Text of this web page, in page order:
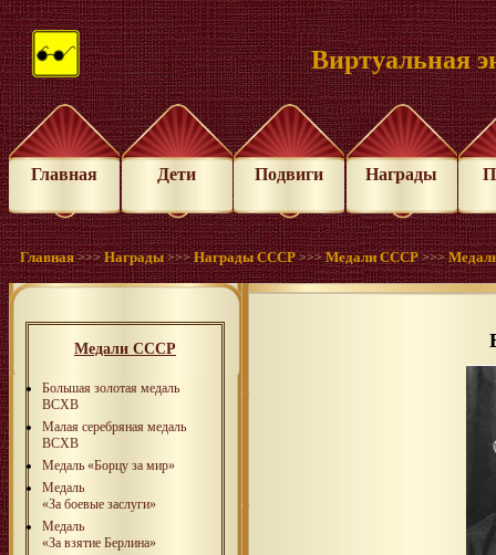
Виртуальная
Главная Дети Подвиги Награды
Главная >>>Награды >>>Награды СССР >>>Медали СССР >>>
Медали СССР
Большая золотая медаль
ВСХВ
Малая серебряная медаль
ВСХВ
Медаль «Борцу за мир»
Медаль
«За боевые заслуги»
Медаль
«За взятие Берлина»